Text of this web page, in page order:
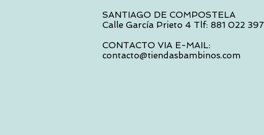
SANTIAGO DE COMPOSTELA
Calle García Prieto 4 Tlf: 881 022 397
CONTACTO VIA E-MAIL:
contacto@tiendasbambinos.com